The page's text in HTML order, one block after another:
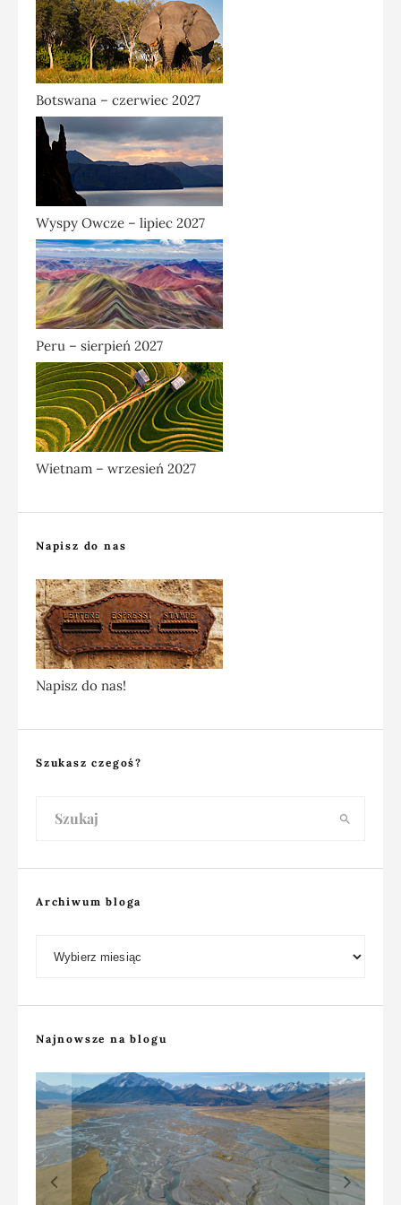
Botswana – czerwiec 2027
Wyspy Owcze – lipiec 2027
Peru – sierpień 2027
Wietnam – wrzesień 2027
Napisz do nas
Napisz do nas!
Szukasz czegoś?
Archiwum bloga
Najnowsze na blogu